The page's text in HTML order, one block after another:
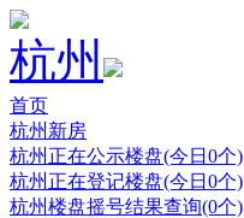
杭州
首页
杭州新房
杭州正在公示楼盘(今日0个)
杭州正在登记楼盘(今日0个)
杭州楼盘摇号结果查询(0个)